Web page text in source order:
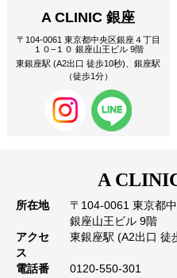
A CLINIC 銀座
〒104-0061 東京都中央区銀座４丁目
１０−１０ 銀座山王ビル 9階
東銀座駅 (A2出口 徒歩10秒)、銀座駅
（徒歩1分）
A
所在地
〒104-0061 東京都
銀座山王ビル 9階
アクセ
ス
東銀座駅 (A2出口 徒
電話番
0120-550-301